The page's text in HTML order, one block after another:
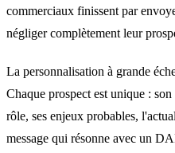
commerciaux finissent par
négliger complètement leur
La personnalisation à grande
Chaque prospect est unique :
rôle, ses enjeux probables,
message qui résonne avec un